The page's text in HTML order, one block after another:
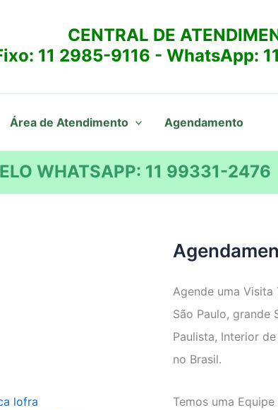
CENTRAL DE
11 2985-9116 - WhatsApp:
Área de Atendimento Agendamento
WHATSAPP: 11 99331-2476
lofra
Agende uma Visita
São Paulo, grande
Paulista, Interior
no Brasil.
Temos uma